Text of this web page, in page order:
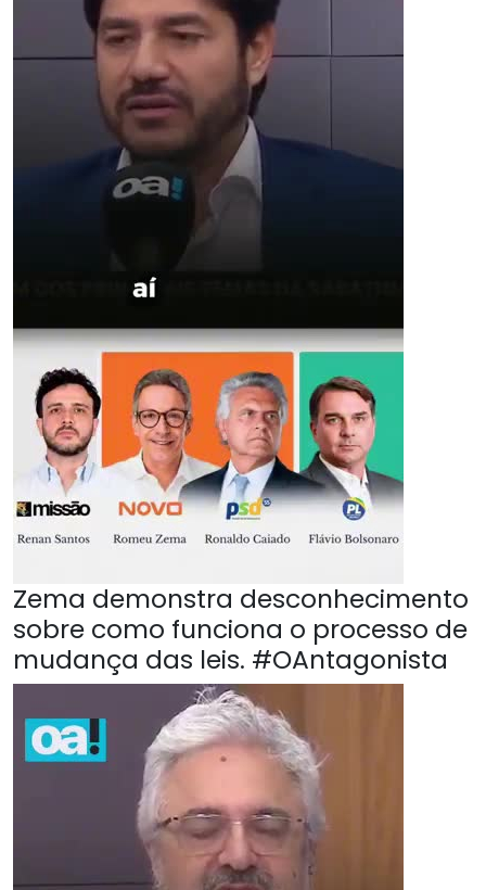
Zema demonstra desconhecimento
sobre como funciona o processo de
mudança das leis. #OAntagonista